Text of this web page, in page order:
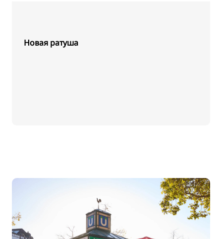
Новая ратуша